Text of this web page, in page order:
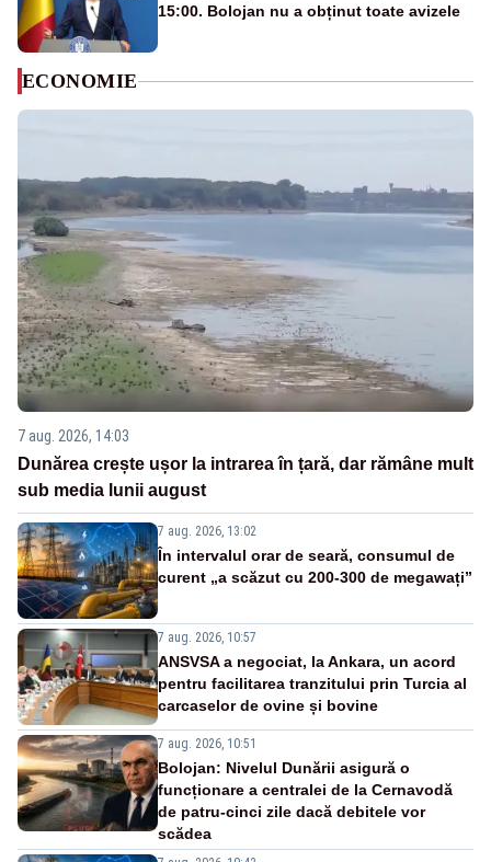
15:00. Bolojan nu a obținut toate avizele
ECONOMIE
7 aug. 2026, 14:03
Dunărea crește ușor la intrarea în țară, dar rămâne mult
sub media lunii august
7 aug. 2026, 13:02
În intervalul orar de seară, consumul de
curent „a scăzut cu 200-300 de megawați”
7 aug. 2026, 10:57
ANSVSA a negociat, la Ankara, un acord
pentru facilitarea tranzitului prin Turcia al
carcaselor de ovine și bovine
7 aug. 2026, 10:51
Bolojan: Nivelul Dunării asigură o
funcționare a centralei de la Cernavodă
de patru-cinci zile dacă debitele vor
scădea